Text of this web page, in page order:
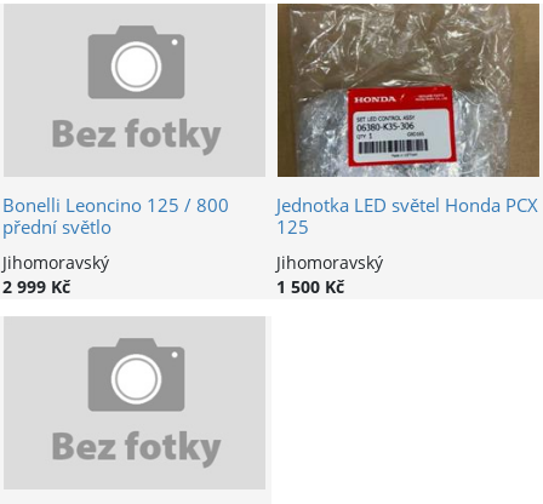
Bonelli Leoncino 125 / 800
přední světlo
Jihomoravský
2 999 Kč
Jednotka LED světel Honda PCX
125
Jihomoravský
1 500 Kč